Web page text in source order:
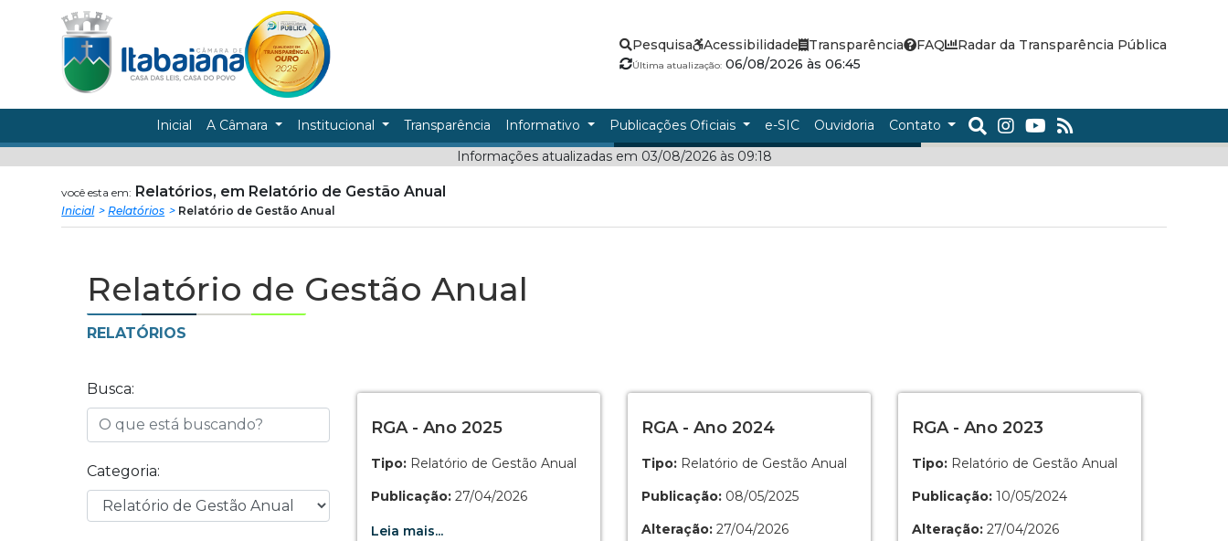
conteudo
Câmara
Municipal
de
Itabaiana
Pesquisa Acessibilidade Transparência FAQ Radar da Transparência Pública
Última atualização:06/08/2026 às 06:45
Inicial A Câmara Institucional Transparência Informativo Publicações Oficiais e-SIC Ouvidoria
Contato
Informações atualizadas em 03/08/2026 às 09:18
você esta em: Relatórios, em Relatório de Gestão Anual
Inicial Relatórios Relatório de Gestão Anual
Relatório de Gestão Anual
RELATÓRIOS
Busca:
Categoria:
RGA - Ano 2025
Tipo: Relatório de Gestão Anual
Publicação: 27/04/2026
Leia mais...
RGA - Ano 2024
Tipo:Relatório de Gestão Anual
Publicação:08/05/2025
Alteração:27/04/2026
RGA - Ano 2023
Tipo:Relatório de Gestão Anual
Publicação:10/05/2024
Alteração:27/04/2026